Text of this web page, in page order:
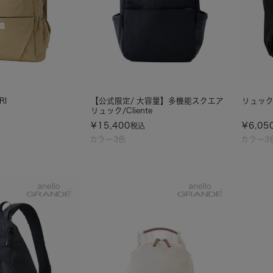
カラー3色
【公式限定/ 大容量】多機能スクエア
リュック/Cliente
¥ 15,400税込
カラー3
リュッ
¥